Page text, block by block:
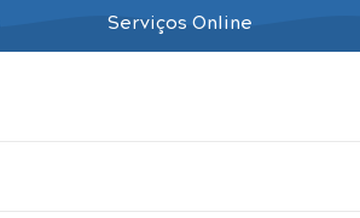
Serviços Online